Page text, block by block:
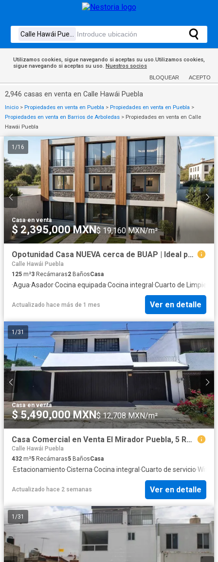
Utilizamos cookies, sigue navegando si aceptas su uso.Utilizamos cookies,
sigue navegando si aceptas su uso. Nuestros socios
BLOQUEAR ACEPTO
2,946 casas en venta en Calle Hawái Puebla
Inicio > Propiedades en venta en Puebla > Propiedades en venta en Puebla >
Propiedades en venta en Barrios de Arboledas > Propiedades en venta en Calle
Hawái Puebla
1 /16
Casa·en venta
$ 2,395,000 MXN$ 19,160 MXN/m²
Opotunidad Casa NUEVA cerca de BUAP | Ideal para Inversión | Roof Garden y Alta Plusvalía
Calle Hawái Puebla
125 m²3 Recámaras2 BañosCasa
·Agua·Asador·Cocina equipada·Cocina integral ·Cuarto de Limpieza
Actualizado hace más de 1 mes Ver en detalle
1/31
Casa·en venta
$ 5,490,000 MXN$ 12,708 MXN/m²
Casa Comercial en Venta El Mirador Puebla, 5 Recámaras, Ideal para Oficinas o Clínica.
Calle Hawái Puebla
432 m²5 Recámaras5 BañosCasa
·Estacionamiento·Cisterna·Cocina integral ·Cuarto de servicio·Wifi
Actualizado hace 2 semanas Ver en detalle
1 /31